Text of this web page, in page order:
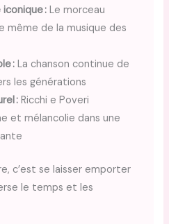
:Le morceau
même de la musique des
:La chanson continue de
les générations
:Ricchi e Poveri
et mélancolie dans une
c’est se laisser emporter
le temps et les